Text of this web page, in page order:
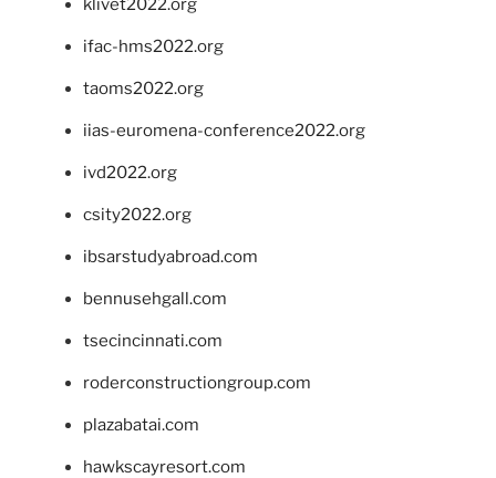
klivet2022.org
ifac-hms2022.org
taoms2022.org
iias-euromena-conference2022.org
ivd2022.org
csity2022.org
ibsarstudyabroad.com
bennusehgall.com
tsecincinnati.com
roderconstructiongroup.com
plazabatai.com
hawkscayresort.com